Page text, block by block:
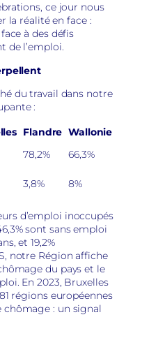
ce jour nous
la réalité en face :
à des défis
de l’emploi.
du travail dans notre
:
Flandre Wallonie
78,2%
66,3%
3,8% 8%
d’emploi inoccupés
sont sans emploi
et 19,2%
notre Région affiche
du pays et le
En 2023, Bruxelles
régions européennes
chômage : un signal